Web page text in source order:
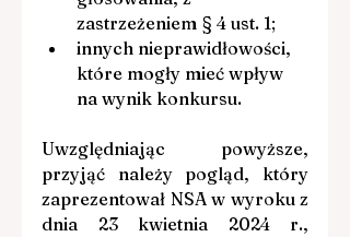
zastrzeżeniem § 4 ust. 1;
innych nieprawidłowości,
które mogły mieć wpływ
na wynik konkursu.
Uwzględniając powyższe,
przyjąć należy pogląd, który
zaprezentował NSA w wyroku z
dnia 23 kwietnia 2024 r.,